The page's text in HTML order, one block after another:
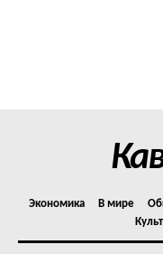
Политика
Экономика В мире